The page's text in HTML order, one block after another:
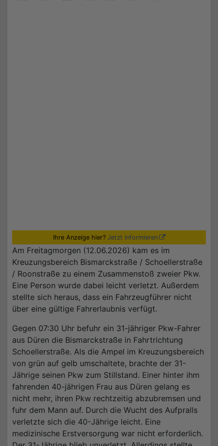
Ihre Anzeige hier? Jetzt informieren
Am Freitagmorgen (12.06.2026) kam es im
Kreuzungsbereich Bismarckstraße / Schoellerstraße
/ Roonstraße zu einem Zusammenstoß zweier Pkw.
Eine Person wurde dabei leicht verletzt. Außerdem
stellte sich heraus, dass ein Fahrzeugführer nicht
über eine gültige Fahrerlaubnis verfügt.
Gegen 07:30 Uhr befuhr ein 31-jähriger Pkw-Fahrer
aus Düren die Bismarckstraße in Fahrtrichtung
Schoellerstraße. Als die Ampel im Kreuzungsbereich
von grün auf gelb umschaltete, brachte der 31-
Jährige seinen Pkw zum Stillstand. Einer hinter ihm
fahrenden 40-jährigen Frau aus Düren gelang es
nicht mehr, ihren Pkw rechtzeitig abzubremsen und
fuhr dem Mann auf. Durch die Wucht des Aufpralls
verletzte sich die 40-Jährige leicht. Eine
medizinische Erstversorgung war nicht erforderlich.